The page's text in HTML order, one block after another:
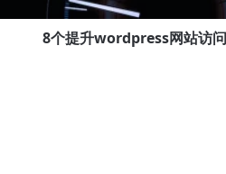
8个提升wordpress网站访